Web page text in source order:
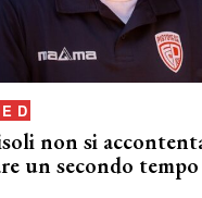
D
non si
un secondo